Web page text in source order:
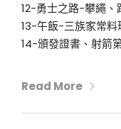
12-勇士之路-攀繩、
13-午飯-三族家常料
14-頒發證書、射箭
Read More